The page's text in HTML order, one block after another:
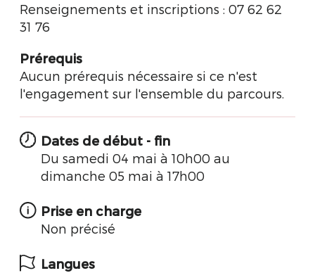
Renseignements et inscriptions : 07 62 62
31 76
Prérequis
Aucun prérequis nécessaire si ce n'est
l'engagement sur l'ensemble du parcours.
Dates de début - fin
Du samedi 04 mai à 10h00 au
dimanche 05 mai à 17h00
Prise en charge
Non précisé
Langues